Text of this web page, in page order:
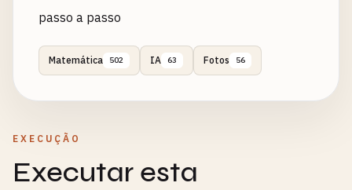
passo a passo
Matemática 502 IA 63 Fotos 56
EXECUÇÃO
Executar esta